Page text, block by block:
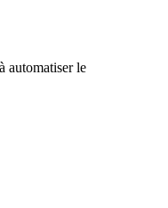
automatiser le